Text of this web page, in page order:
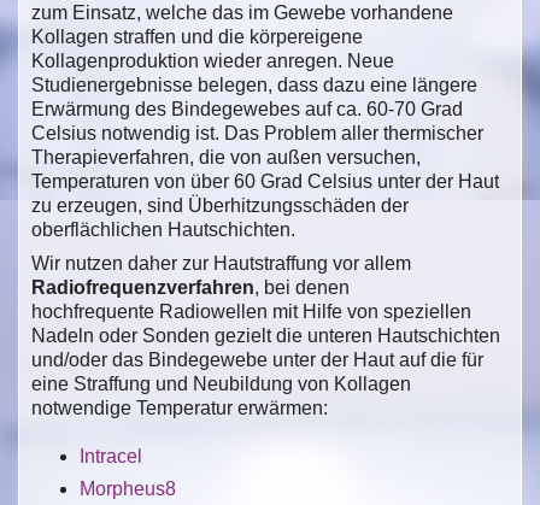
zum Einsatz, welche das im Gewebe vorhandene
Kollagen straffen und die körpereigene
Kollagenproduktion wieder anregen. Neue
Studienergebnisse belegen, dass dazu eine längere
Erwärmung des Bindegewebes auf ca. 60-70 Grad
Celsius notwendig ist. Das Problem aller thermischer
Therapieverfahren, die von außen versuchen,
Temperaturen von über 60 Grad Celsius unter der Haut
zu erzeugen, sind Überhitzungsschäden der
oberflächlichen Hautschichten.
Wir nutzen daher zur Hautstraffung vor allem
Radiofrequenzverfahren, bei denen
hochfrequente Radiowellen mit Hilfe von speziellen
Nadeln oder Sonden gezielt die unteren Hautschichten
und/oder das Bindegewebe unter der Haut auf die für
eine Straffung und Neubildung von Kollagen
notwendige Temperatur erwärmen:
Intracel
Morpheus8